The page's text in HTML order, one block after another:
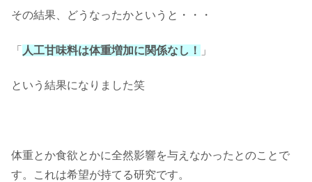
その結果、どうなったかというと・・・
「 人工甘味料は体重増加に関係なし！ 」
という結果になりました笑
体重とか食欲とかに全然影響を与えなかったとのことで
す。これは希望が持てる研究です。